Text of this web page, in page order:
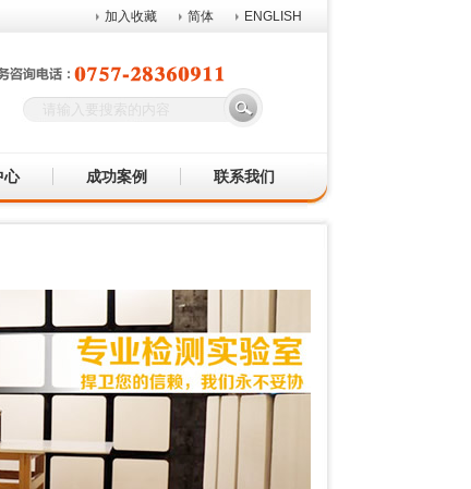
加入收藏 简体 ENGLISH
心 成功案例 联系我们